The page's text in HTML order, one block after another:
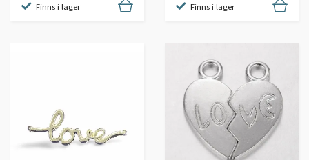
Finns i lager Finns i lager